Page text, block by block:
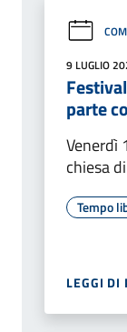
9 LUGLIO
parte
Venerdì
chiesa
Tempo
LEGGI DI